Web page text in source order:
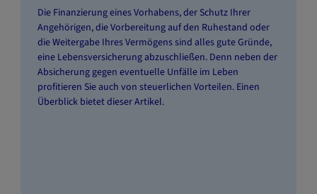
Die Finanzierung eines Vorhabens, der Schutz Ihrer
Angehörigen, die Vorbereitung auf den Ruhestand oder
die Weitergabe Ihres Vermögens sind alles gute Gründe,
eine Lebensversicherung abzuschließen. Denn neben der
Absicherung gegen eventuelle Unfälle im Leben
profitieren Sie auch von steuerlichen Vorteilen. Einen
Überblick bietet dieser Artikel.